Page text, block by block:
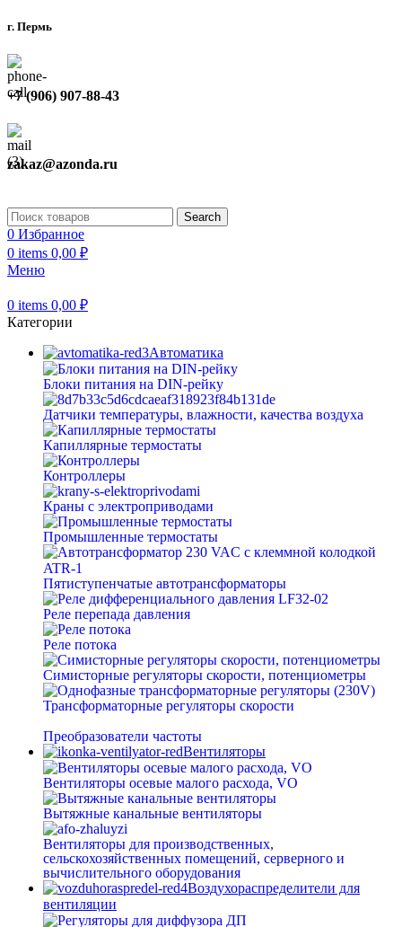
г. Пермь
+7 (906) 907-88-43
zakaz@azonda.ru
Search
0 Избранное
0 items 0,00 ₽
Меню
0 items 0,00 ₽
Категории
Автоматика
Блоки питания на DIN-рейку
Датчики температуры, влажности, качества воздуха
Капиллярные термостаты
Контроллеры
Краны с электроприводами
Промышленные термостаты
Пятиступенчатые автотрансформаторы
Реле перепада давления
Реле потока
Симисторные регуляторы скорости, потенциометры
Трансформаторные регуляторы скорости
Преобразователи частоты
Вентиляторы
Вентиляторы осевые малого расхода, VO
Вытяжные канальные вентиляторы
Вентиляторы для производственных,
сельскохозяйственных помещений, серверного и
вычислительного оборудования
Воздухораспределители для
вентиляции